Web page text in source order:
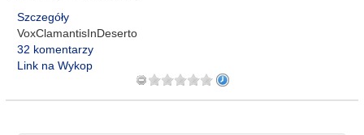
Szczegóły
VoxClamantisInDeserto
32 komentarzy
Link na Wykop